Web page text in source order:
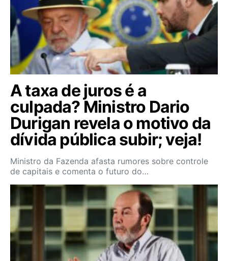
A taxa de juros é a
culpada? Ministro Dario
Durigan revela o motivo da
dívida pública subir; veja!
Ministro da Fazenda afasta rumores sobre controle
de capitais e comenta o futuro do…